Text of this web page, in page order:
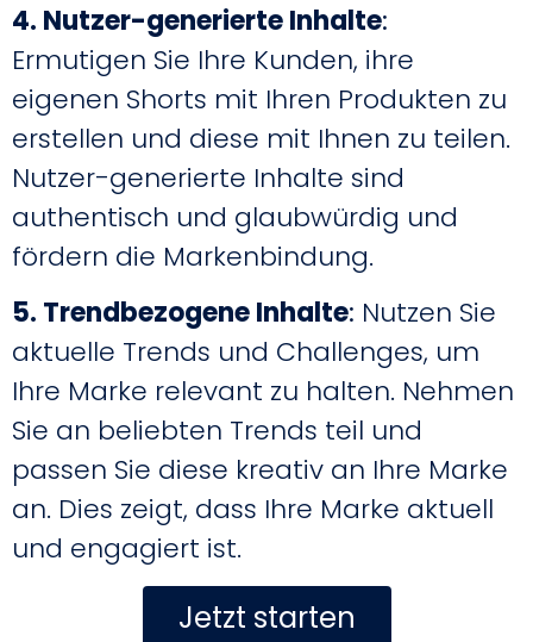
4. Nutzer-generierte Inhalte:
Ermutigen Sie Ihre Kunden, ihre
eigenen Shorts mit Ihren Produkten zu
erstellen und diese mit Ihnen zu teilen.
Nutzer-generierte Inhalte sind
authentisch und glaubwürdig und
fördern die Markenbindung.
5. Trendbezogene Inhalte: Nutzen Sie
aktuelle Trends und Challenges, um
Ihre Marke relevant zu halten. Nehmen
Sie an beliebten Trends teil und
passen Sie diese kreativ an Ihre Marke
an. Dies zeigt, dass Ihre Marke aktuell
und engagiert ist.
Jetzt starten